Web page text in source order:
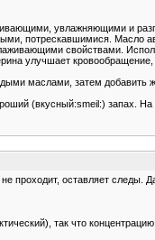
увлажняющими и
потрескавшимися. Масло
свойствами.
улучшает
маслами, затем
(вкусный:smeil:) запах. На
проходит, оставляет следы.
так что